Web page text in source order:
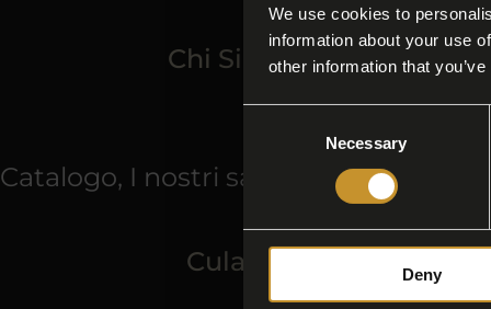
We use cookies to
information about your use
other information that
Necessary
Deny
Chi Siamo
Catalogo, I nostri salumi: Salumi da
Culatta